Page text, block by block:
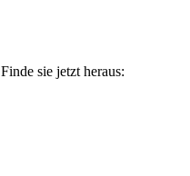
Finde sie jetzt heraus: